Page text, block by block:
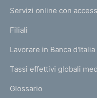
e
a
g
N
K
T
I
I
Servizi online con
Filiali
Lavorare in Banca d'Italia
Tassi effettivi globali
Glossario